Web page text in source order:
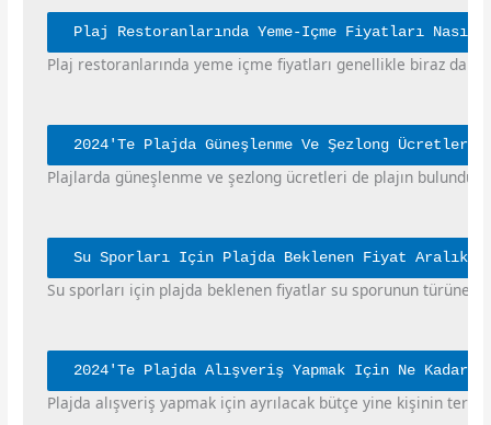
Plaj Restoranlarında Yeme-Içme Fiyatları Nasıl?
Plaj restoranlarında yeme içme fiyatları genellikle biraz
2024'Te Plajda Güneşlenme Ve Şezlong Ücretleri
Plajlarda güneşlenme ve şezlong ücretleri de plajın
Su Sporları Için Plajda Beklenen Fiyat
Su sporları için plajda beklenen fiyatlar su sporunun türüne,
2024'Te Plajda Alışveriş Yapmak Için Ne Kadar
Plajda alışveriş yapmak için ayrılacak bütçe yine kişinin